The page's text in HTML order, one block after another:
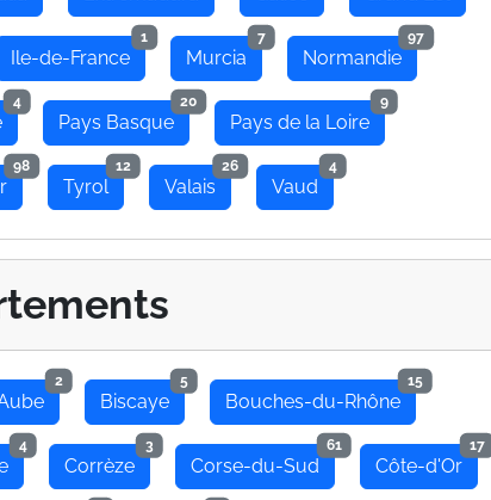
Ile-de-France
1
Murcia
7
Normandie
97
4
Pays Basque
20
Pays de la Loire
9
98
Tyrol
12
Valais
26
Vaud
4
2
Biscaye
5
Bouches-du-Rhône
15
4
Corrèze
3
Corse-du-Sud
61
Côte-d'Or
17